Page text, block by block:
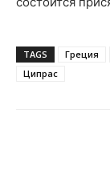
TAGS Греция
Ципрас